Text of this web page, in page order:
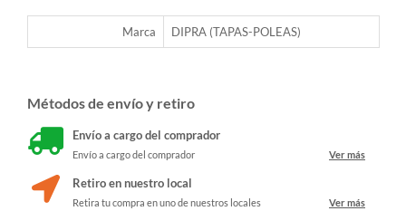
Marca DIPRA (TAPAS-POLEAS)
Métodos de envío y retiro
Envío a cargo del comprador
Envío a cargo del comprador Ver más
Retiro en nuestro local
Retira tu compra en uno de nuestros locales Ver más